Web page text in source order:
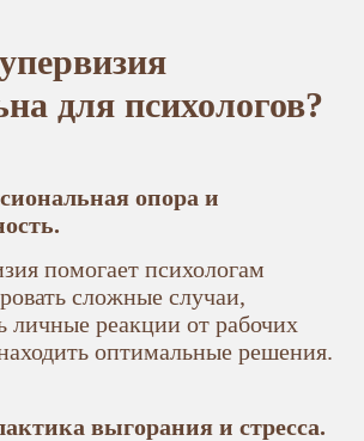
для психологов?
опора и
помогает психологам
сложные случаи,
личные реакции от рабочих
оптимальные решения.
выгорания и стресса.